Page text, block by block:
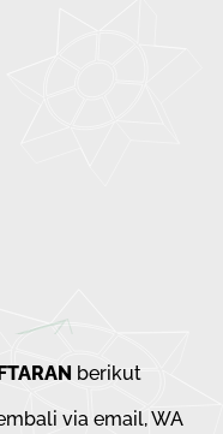
berikut
via email, WA